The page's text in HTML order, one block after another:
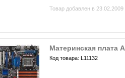
Товар добавлен в 23.02.2009
Материнская плата
Код товара: L11132